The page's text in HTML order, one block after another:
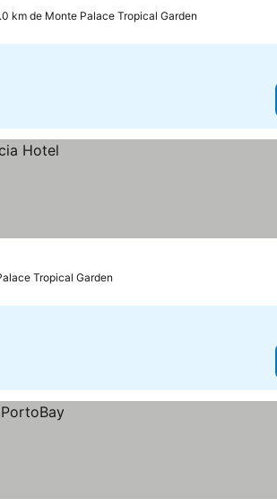
km de Monte Palace Tropical Garden
Tropical Garden